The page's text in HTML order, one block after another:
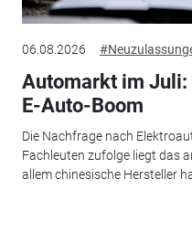
06.08.2026
Automarkt im
E-Auto-Boom
Die Nachfrage nach
Fachleuten zufolge liegt das
allem chinesische Hersteller